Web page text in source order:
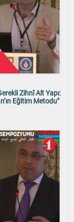
Zihnî Alt Yapı:
Eğitim Metodu"